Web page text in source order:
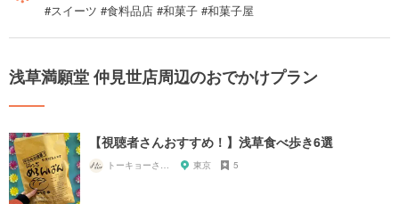
#スイーツ #食料品店 #和菓子 #和菓子屋
浅草満願堂 仲見世店周辺のおでかけプラン
【視聴者さんおすすめ！】浅草食べ歩き6選
トーキョーさんぽ 東京 5